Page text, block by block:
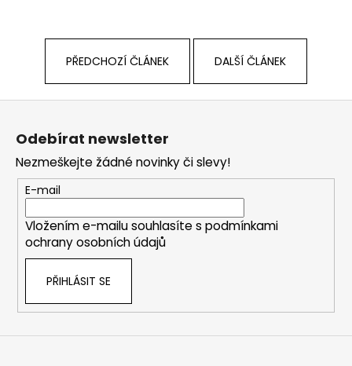
PŘEDCHOZÍ ČLÁNEK DALŠÍ ČLÁNEK
Z
Odebírat newsletter
Nezmeškejte žádné novinky či slevy!
E-mail
Vložením e-mailu souhlasíte s podmínkami
ochrany osobních údajů
PŘIHLÁSIT SE